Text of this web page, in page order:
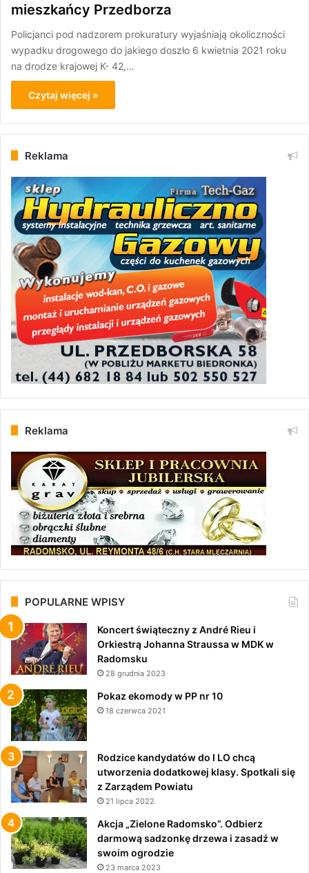
mieszkańcy Przedborza
Policjanci pod nadzorem prokuratury wyjaśniają okoliczności
wypadku drogowego do jakiego doszło 6 kwietnia 2021 roku
na drodze krajowej K- 42,…
Czytaj więcej »
Reklama
Reklama
POPULARNE WPISY
Koncert świąteczny z André Rieu i
Orkiestrą Johanna Straussa w MDK w
Radomsku
28 grudnia 2023
Pokaz ekomody w PP nr 10
18 czerwca 2021
Rodzice kandydatów do I LO chcą
utworzenia dodatkowej klasy. Spotkali się
z Zarządem Powiatu
21 lipca 2022
Akcja „Zielone Radomsko”. Odbierz
darmową sadzonkę drzewa i zasadź w
swoim ogrodzie
23 marca 2023